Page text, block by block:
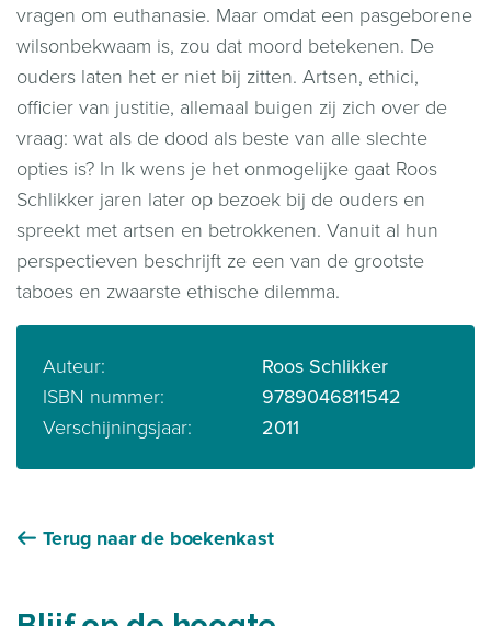
vragen om euthanasie. Maar omdat een pasgeborene
wilsonbekwaam is, zou dat moord betekenen. De
ouders laten het er niet bij zitten. Artsen, ethici,
officier van justitie, allemaal buigen zij zich over de
vraag: wat als de dood als beste van alle slechte
opties is? In Ik wens je het onmogelijke gaat Roos
Schlikker jaren later op bezoek bij de ouders en
spreekt met artsen en betrokkenen. Vanuit al hun
perspectieven beschrijft ze een van de grootste
taboes en zwaarste ethische dilemma.
Auteur:
Roos Schlikker
ISBN nummer:
9789046811542
Verschijningsjaar:
2011
Terug naar de boekenkast